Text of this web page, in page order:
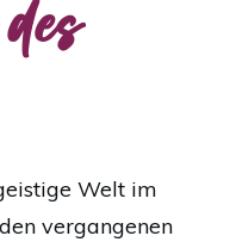
Welt im
vergangenen